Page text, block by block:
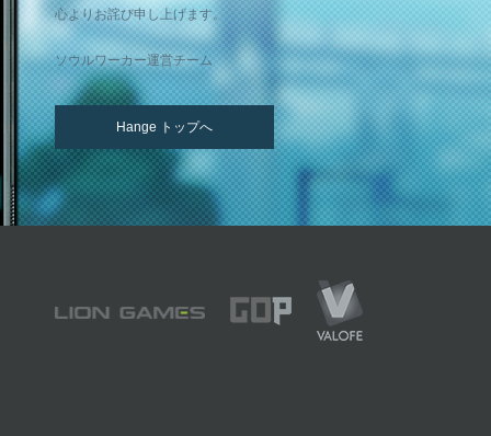
心よりお詫び申し上げます。
ソウルワーカー運営チーム
Hange トップへ